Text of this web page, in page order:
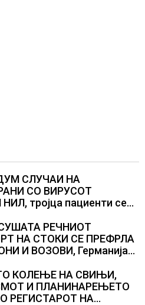
СЛУЧАИ НА
СО ВИРУСОТ
тројца пациенти се
РЕЧНИОТ
НА СТОКИ СЕ ПРЕФРЛА
И ВОЗОВИ, Германија
да возат и во недела
КОЛЕЊЕ НА СВИЊИ,
И ПЛАНИНАРЕЊЕТО
РЕГИСТАРОТ НА